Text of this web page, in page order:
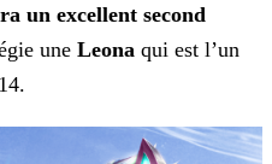
un excellent second
une Leona qui est l’un